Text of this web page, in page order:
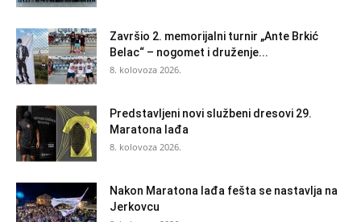
Završio 2. memorijalni turnir „Ante Brkić
Belac“ – nogomet i druženje...
8. kolovoza 2026.
Predstavljeni novi službeni dresovi 29.
Maratona lađa
8. kolovoza 2026.
Nakon Maratona lađa fešta se nastavlja na
Jerkovcu